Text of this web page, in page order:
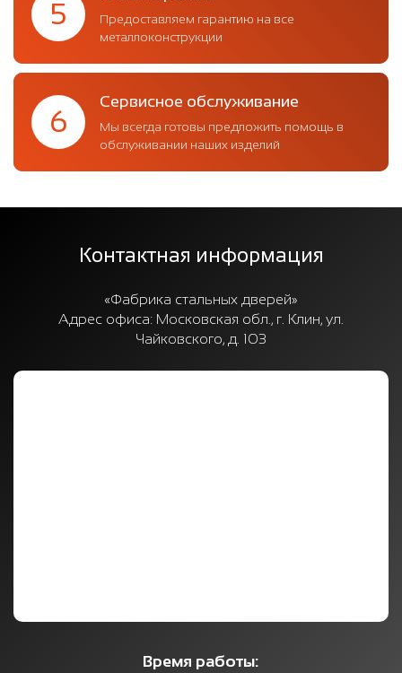
5
Предоставляем гарантию на все
металлоконструкции
6
Сервисное обслуживание
Мы всегда готовы предложить помощь в
обслуживании наших изделий
Контактная информация
«Фабрика стальных дверей»
Адрес офиса: Московская обл., г. Клин, ул.
Чайковского, д. 103
Время работы: